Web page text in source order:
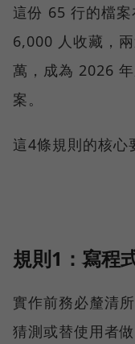
這份 65 行的檔
6,000 人收藏，
萬，成為 2026
案。
這4條規則的核心
規則1：寫程
實作前務必釐清
猜測或替使用者